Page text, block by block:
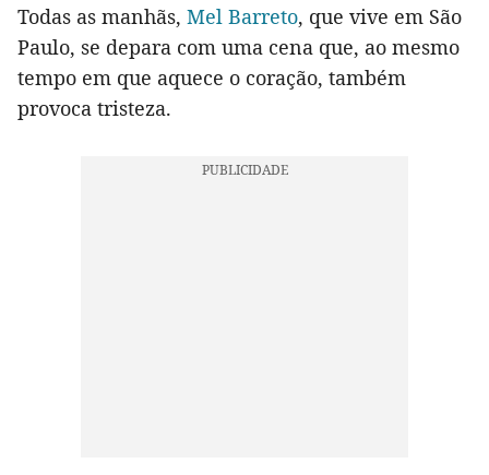
Todas as manhãs, Mel Barreto, que vive em São
Paulo, se depara com uma cena que, ao mesmo
tempo em que aquece o coração, também
provoca tristeza.